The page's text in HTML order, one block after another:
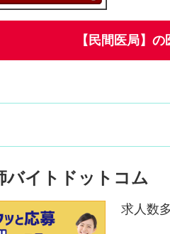
【民間医局】
イトドットコム
求人数